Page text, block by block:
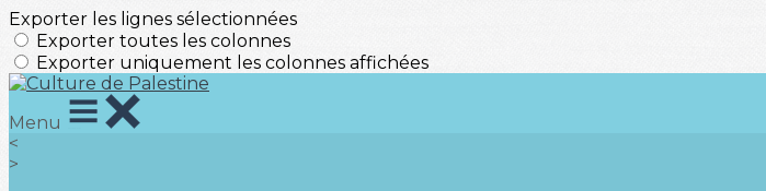
Exporter les lignes sélectionnées
Exporter toutes les colonnes
Exporter uniquement les colonnes affichées
Menu
<
>